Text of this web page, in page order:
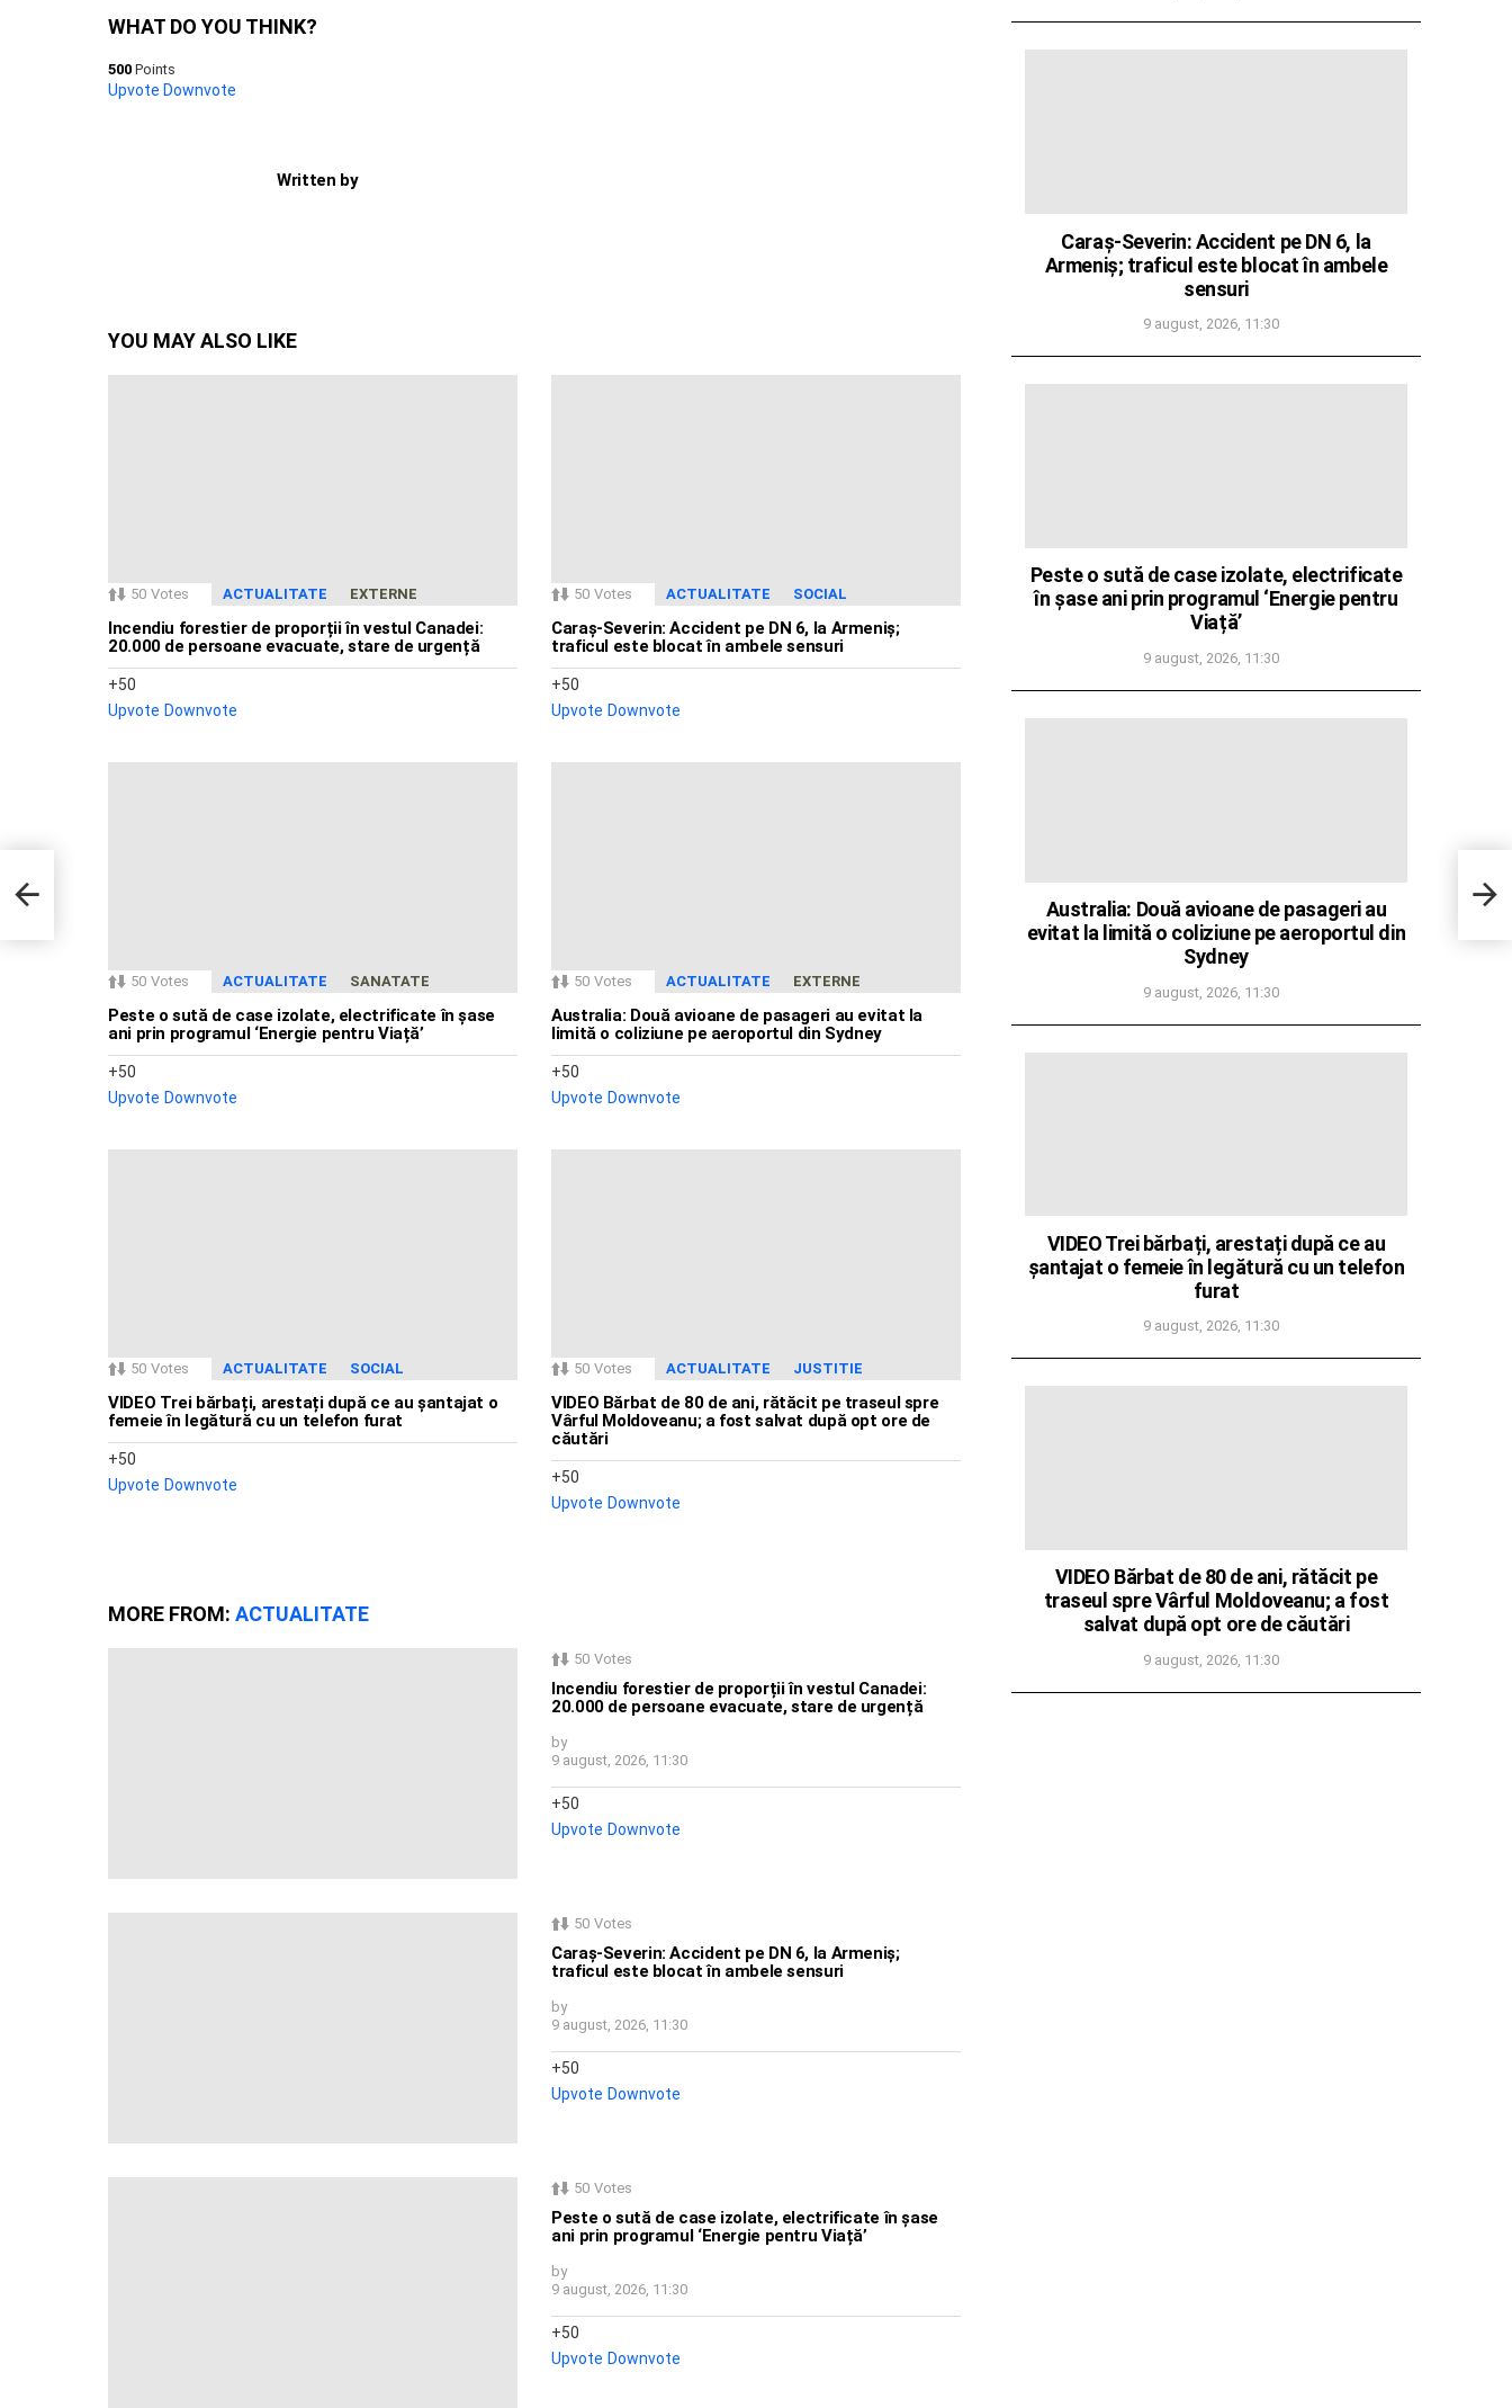
WHAT DO YOU THINK?
500 Points
Upvote Downvote
Written by
YOU MAY ALSO LIKE
50 Votes ACTUALITATE EXTERNE
Incendiu forestier de proporții în vestul Canadei:
20.000 de persoane evacuate, stare de urgență
50
Upvote Downvote
50 Votes ACTUALITATE SOCIAL
Caraș-Severin: Accident pe DN 6, la Armeniș;
traficul este blocat în ambele sensuri
50
Upvote Downvote
50 Votes ACTUALITATE SANATATE
Peste o sută de case izolate, electrificate în șase
ani prin programul ‘Energie pentru Viață’
50
Upvote Downvote
50 Votes ACTUALITATE EXTERNE
Australia: Două avioane de pasageri au evitat la
limită o coliziune pe aeroportul din Sydney
50
Upvote Downvote
50 Votes ACTUALITATE SOCIAL
VIDEO Trei bărbați, arestați după ce au șantajat o
femeie în legătură cu un telefon furat
50
Upvote Downvote
50 Votes ACTUALITATE JUSTITIE
VIDEO Bărbat de 80 de ani, rătăcit pe traseul spre
Vârful Moldoveanu; a fost salvat după opt ore de
căutări
50
Upvote Downvote
MORE FROM: ACTUALITATE
50 Votes
Incendiu forestier de proporții în vestul Canadei:
20.000 de persoane evacuate, stare de urgență
by
9 august, 2026, 11:30
50
Upvote Downvote
50 Votes
Caraș-Severin: Accident pe DN 6, la Armeniș;
traficul este blocat în ambele sensuri
by
9 august, 2026, 11:30
50
Upvote Downvote
50 Votes
Peste o sută de case izolate, electrificate în șase
ani prin programul ‘Energie pentru Viață’
by
9 august, 2026, 11:30
50
Upvote Downvote
Caraș-Severin: Accident pe DN 6, la
Armeniș; traficul este blocat în ambele
sensuri
9 august, 2026, 11:30
Peste o sută de case izolate, electrificate
în șase ani prin programul ‘Energie pentru
Viață’
9 august, 2026, 11:30
Australia: Două avioane de pasageri au
evitat la limită o coliziune pe aeroportul din
Sydney
9 august, 2026, 11:30
VIDEO Trei bărbați, arestați după ce au
șantajat o femeie în legătură cu un telefon
furat
9 august, 2026, 11:30
VIDEO Bărbat de 80 de ani, rătăcit pe
traseul spre Vârful Moldoveanu; a fost
salvat după opt ore de căutări
9 august, 2026, 11:30